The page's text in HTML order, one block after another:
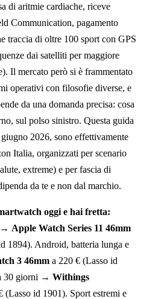
di aritmie cardiache, riceve
Communication, pagamento
traccia di oltre 100 sport con GPS
dai satelliti per maggiore
Il mercato però si è frammentato
operativi con filosofie diverse, e
da una domanda precisa: cosa
sul polso sinistro. Questa guida
2026, sono effettivamente
Italia, organizzati per scenario
extreme) e per fascia di
da te e non dal marchio.
oggi e hai fretta:
→ Apple Watch Series 11 46mm
1894). Android, batteria lunga e
3 46mm a 220 € (Lasso id
30 giorni → Withings
(Lasso id 1901). Sport estremi e